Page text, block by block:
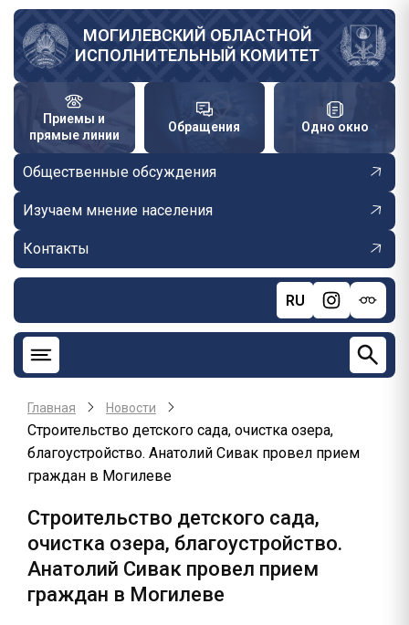
Перейти
основному
содержанию
МОГИЛЕВСКИЙ ОБЛАСТНОЙ
ИСПОЛНИТЕЛЬНЫЙ КОМИТЕТ
Приемы и
прямые линии
Обращения Одно окно
Общественные обсуждения
Изучаем мнение населения
Контакты
RU
Главная Новости
Строительство детского сада, очистка озера,
благоустройство. Анатолий Сивак провел прием
граждан в Могилеве
Строительство детского сада,
очистка озера, благоустройство.
Анатолий Сивак провел прием
граждан в Могилеве